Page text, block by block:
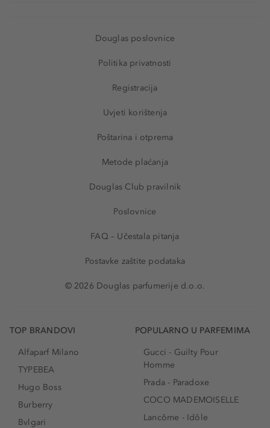
Douglas poslovnice
Politika privatnosti
Registracija
Uvjeti korištenja
Poštarina i otprema
Metode plaćanja
Douglas Club pravilnik
Poslovnice
FAQ – Učestala pitanja
Postavke zaštite podataka
© 2026 Douglas parfumerije d.o.o.
TOP BRANDOVI
Alfaparf Milano
TYPEBEA
Hugo Boss
Burberry
Bvlgari
POPULARNO U PARFEMIMA
Gucci - Guilty Pour
Homme
Prada - Paradoxe
COCO MADEMOISELLE
Lancôme - Idôle